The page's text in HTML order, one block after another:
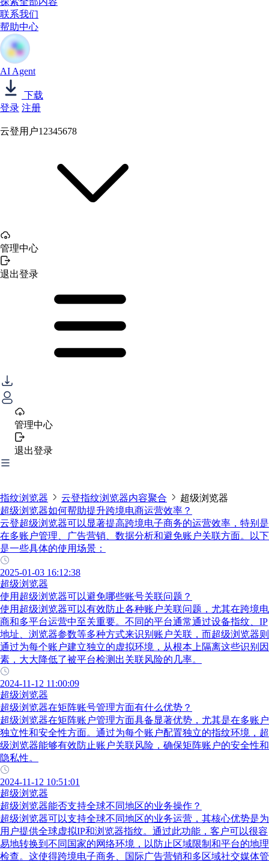
联系我们
帮助中心
AI Agent
下载
登录 注册
云登用户12345678
管理中心
退出登录
管理中心
退出登录
指纹浏览器 云登指纹浏览器内容聚合
超级浏览器
超级浏览器如何帮助提升跨境电商运营效率？
云登超级浏览器可以显著提高跨境电子商务的运营效率，特别是
在多账户管理、广告营销、数据分析和避免账户关联方面。以下
是一些具体的使用场景：
2025-01-03 16:12:38
超级浏览器
使用超级浏览器可以避免哪些账号关联问题？
使用超级浏览器可以有效防止各种账户关联问题，尤其在跨境电
商和多平台运营中至关重要。不同的平台通常通过设备指纹、IP
地址、浏览器参数等多种方式来识别账户关联，而超级浏览器则
通过为每个账户建立独立的虚拟环境，从根本上隔离这些识别因
素，大大降低了被平台检测出关联风险的几率。
2024-11-12 11:00:09
超级浏览器
超级浏览器在矩阵账号管理方面有什么优势？
超级浏览器在矩阵账户管理方面具备显著优势，尤其是在多账户
独立性和安全性方面。通过为每个账户配置独立的指纹环境，超
级浏览器能够有效防止账户关联风险，确保矩阵账户的安全性和
隐私性。
2024-11-12 10:51:01
超级浏览器
超级浏览器能否支持全球不同地区的业务操作？
超级浏览器可以支持全球不同地区的业务运营，其核心优势是为
用户提供全球虚拟IP和浏览器指纹。通过此功能，客户可以很容
易地转换到不同国家的网络环境，以防止区域限制和平台的地理
检查。这使得跨境电子商务、国际广告营销和多区域社交媒体管